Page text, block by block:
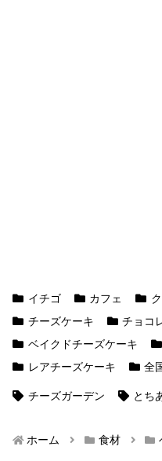
イチゴ カフェ
チーズケーキ
チョコ
ベイクドチーズケーキ
レアチーズケーキ
全
チーズガーデン とち
ホーム 食材